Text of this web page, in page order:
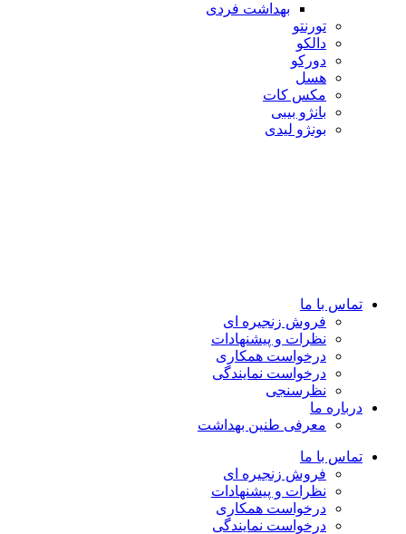
بهداشت فردی
تورنتو
دالکو
دورکو
هسل
مکس کات
بانژو بیبی
بونژو لیدی
تماس با ما
فروش زنجیره ای
نظرات و پیشنهادات
درخواست همکاری
درخواست نمایندگی
نظرسنجی
درباره ما
معرفی طنین بهداشت
تماس با ما
فروش زنجیره ای
نظرات و پیشنهادات
درخواست همکاری
درخواست نمایندگی